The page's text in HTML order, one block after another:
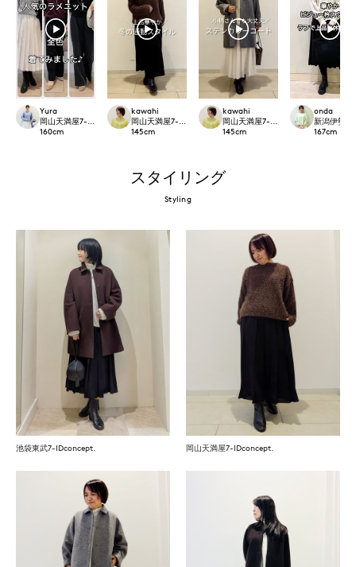
Yura
岡山天満屋7-IDconcept.
160cm
kawahi
岡山天満屋7-IDconcept.
145cm
kawahi
岡山天満屋7-IDconcept.
145cm
onda
新潟伊勢
167cm
スタイリング
Styling
池袋東武7-IDconcept. 岡山天満屋7-IDconcept.